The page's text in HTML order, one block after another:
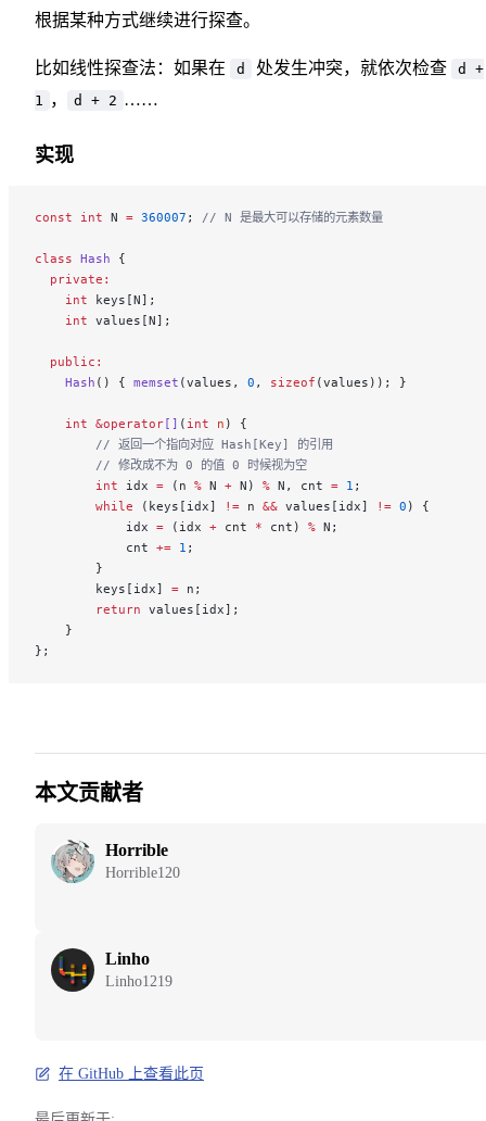
根据某种方式继续进行探查。
比如线性探查法：如果在 d 处发生冲突，就依次检查
d +
1
， d + 2 ……
实现
const int N = 360007 ; // N 是最大可以存储的元素数量
class Hash {
  private:
    int
keys[N];
    int
values[N];
  public:
    Hash
() { memset (values, 0 , sizeof (values)); }
    int
&operator[] ( int n ) {
        // 返回一个指向对应 Hash[Key] 的引用
        // 修改成不为 0 的值 0 时候视为空
        int
idx = (n % N + N) % N, cnt = 1 ;
        while
(keys[idx] != n && values[idx] != 0 ) {
            idx
= (idx + cnt * cnt) % N;
            cnt
+= 1 ;
        }
        keys[idx]
= n;
        return
values[idx];
    }
};
本文贡献者
Horrible
Horrible120
Linho
Linho1219
在 GitHub 上查看此页